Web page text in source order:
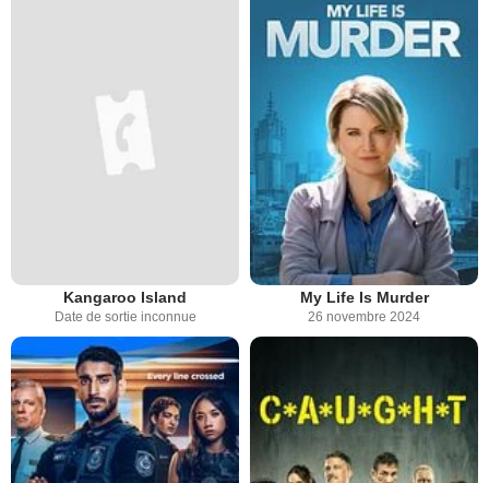
Kangaroo Island
Date de sortie inconnue
My Life Is Murder
26 novembre 2024